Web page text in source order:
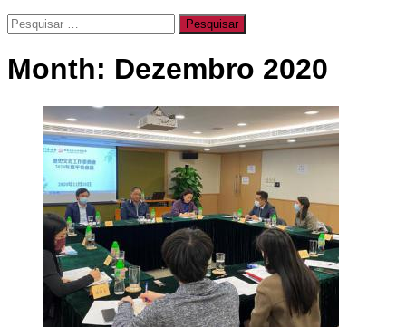
Pesquisar
por:
Month: Dezembro 2020